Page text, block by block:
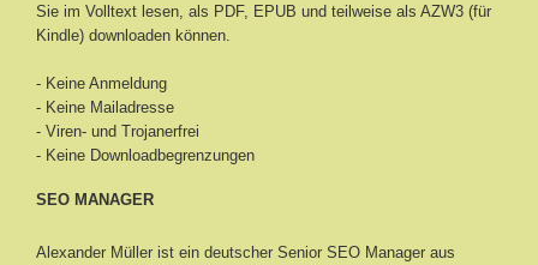
Sie im Volltext lesen, als PDF, EPUB und teilweise als AZW3 (für
Kindle) downloaden können.
- Keine Anmeldung
- Keine Mailadresse
- Viren- und Trojanerfrei
- Keine Downloadbegrenzungen
SEO MANAGER
Alexander Müller ist ein deutscher Senior SEO Manager aus